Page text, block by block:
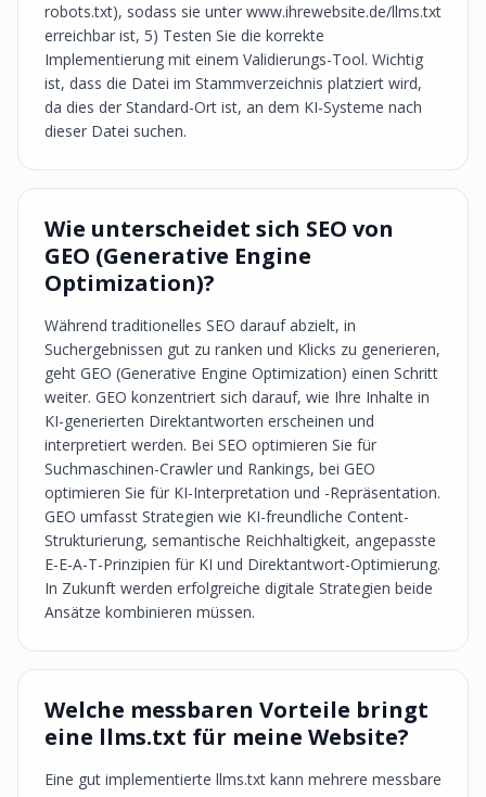
robots.txt), sodass sie unter www.ihrewebsite.de/llms.txt
erreichbar ist, 5) Testen Sie die korrekte
Implementierung mit einem Validierungs-Tool. Wichtig
ist, dass die Datei im Stammverzeichnis platziert wird,
da dies der Standard-Ort ist, an dem KI-Systeme nach
dieser Datei suchen.
Wie unterscheidet sich SEO von
GEO (Generative Engine
Optimization)?
Während traditionelles SEO darauf abzielt, in
Suchergebnissen gut zu ranken und Klicks zu generieren,
geht GEO (Generative Engine Optimization) einen Schritt
weiter. GEO konzentriert sich darauf, wie Ihre Inhalte in
KI-generierten Direktantworten erscheinen und
interpretiert werden. Bei SEO optimieren Sie für
Suchmaschinen-Crawler und Rankings, bei GEO
optimieren Sie für KI-Interpretation und -Repräsentation.
GEO umfasst Strategien wie KI-freundliche Content-
Strukturierung, semantische Reichhaltigkeit, angepasste
E-E-A-T-Prinzipien für KI und Direktantwort-Optimierung.
In Zukunft werden erfolgreiche digitale Strategien beide
Ansätze kombinieren müssen.
Welche messbaren Vorteile bringt
eine llms.txt für meine Website?
Eine gut implementierte llms.txt kann mehrere messbare